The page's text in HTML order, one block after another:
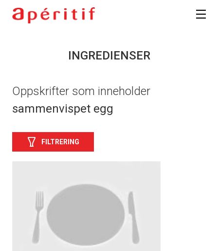
INGREDIENSER
Oppskrifter som inneholder
sammenvispet egg
FILTRERING